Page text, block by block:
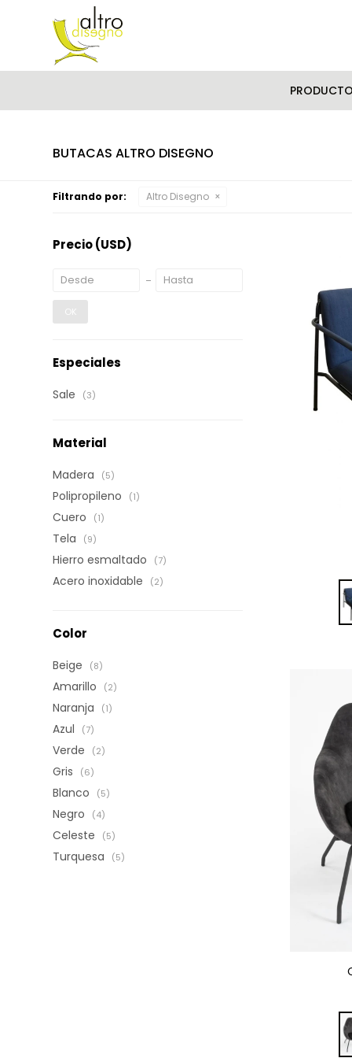
BUTACAS ALTRO DISEGNO
Filtrando por: Altro Disegno
Precio(USD)
OK
Especiales
Sale (3)
Material
Madera (5)
Polipropileno (1)
Cuero (1)
Tela (9)
Hierro esmaltado (7)
Acero inoxidable (2)
Color
Beige (8)
Amarillo (2)
Naranja (1)
Azul (7)
Verde (2)
Gris (6)
Blanco (5)
Negro (4)
Celeste (5)
Turquesa (5)